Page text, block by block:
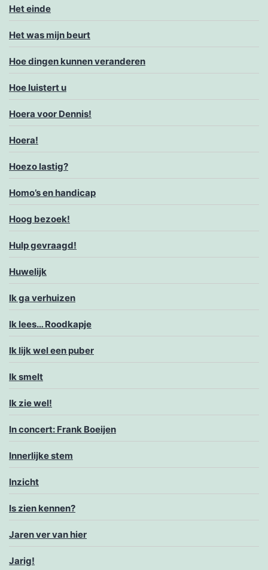
Het einde
Het was mijn beurt
Hoe dingen kunnen veranderen
Hoe luistert u
Hoera voor Dennis!
Hoera!
Hoezo lastig?
Homo’s en handicap
Hoog bezoek!
Hulp gevraagd!
Huwelijk
Ik ga verhuizen
Ik lees… Roodkapje
Ik lijk wel een puber
Ik smelt
Ik zie wel!
In concert: Frank Boeijen
Innerlijke stem
Inzicht
Is zien kennen?
Jaren ver van hier
Jarig!